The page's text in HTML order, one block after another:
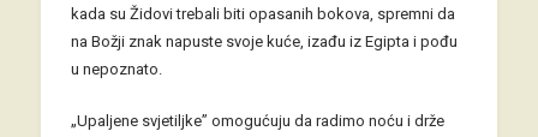
kada su Židovi trebali biti opasanih bokova, spremni da
na Božji znak napuste svoje kuće, izađu iz Egipta i pođu
u nepoznato.
„Upaljene svjetiljke” omogućuju da radimo noću i drže